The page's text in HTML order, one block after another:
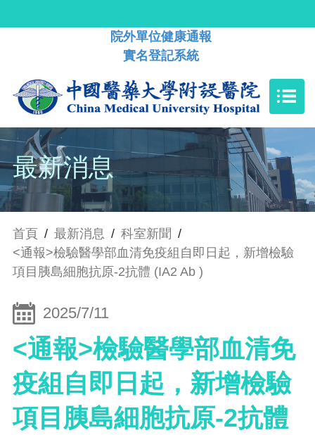
院外單位健康通報
實名登記系統
最新消息
首頁 / 最新消息 / 科室新聞 /
<通報>檢驗醫學部血清免疫組自即日起，新增檢驗
項目胰島細胞抗原-2抗體 (IA2 Ab )
2025/7/11
<通報>檢驗醫學部血清免
疫組自即日起，新增檢驗
項目胰島細胞抗原-2抗體